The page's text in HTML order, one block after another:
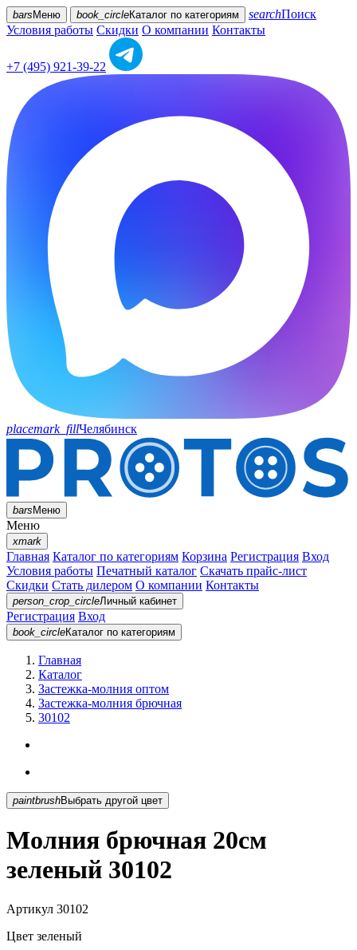
bars Меню book_circleКаталог по категориям searchПоиск
Условия работы Скидки О компании Контакты
+7 (495) 921-39-22
placemark_fillЧелябинск
barsМеню
Меню
xmark
Главная Каталог по категориям Корзина Регистрация Вход
Условия работы Печатный каталог Скачать прайс-лист
Скидки Стать дилером О компании Контакты
person_crop_circleЛичный кабинет
Регистрация Вход
book_circleКаталог по категориям
Главная
Каталог
Застежка-молния оптом
Застежка-молния брючная
30102
paintbrush Выбрать другой цвет
Молния брючная 20см
зеленый 30102
Артикул 30102
Цвет зеленый